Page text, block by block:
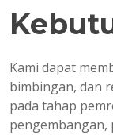
Kami dapat
bimbingan, dan
pada tahap
pengembangan,